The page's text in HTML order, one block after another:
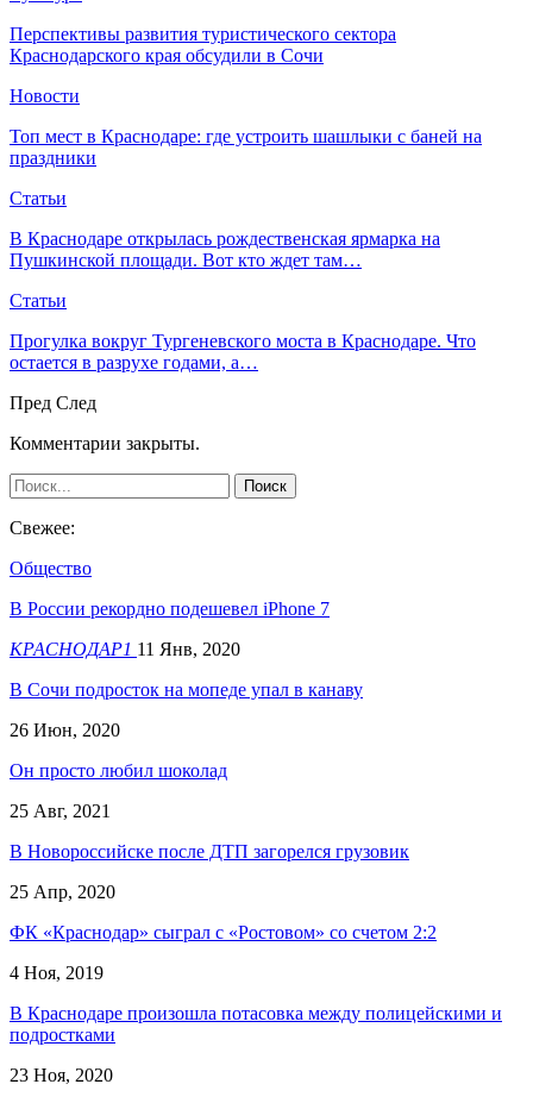
Перспективы развития туристического сектора
Краснодарского края обсудили в Сочи
Новости
Топ мест в Краснодаре: где устроить шашлыки с баней на
праздники
Статьи
В Краснодаре открылась рождественская ярмарка на
Пушкинской площади. Вот кто ждет там…
Статьи
Прогулка вокруг Тургеневского моста в Краснодаре. Что
остается в разрухе годами, а…
Пред След
Комментарии закрыты.
Свежее:
Общество
В России рекордно подешевел iPhone 7
КРАСНОДАР1 11 Янв, 2020
В Сочи подросток на мопеде упал в канаву
26 Июн, 2020
Он просто любил шоколад
25 Авг, 2021
В Новороссийске после ДТП загорелся грузовик
25 Апр, 2020
ФК «Краснодар» сыграл с «Ростовом» со счетом 2:2
4 Ноя, 2019
В Краснодаре произошла потасовка между полицейскими и
подростками
23 Ноя, 2020